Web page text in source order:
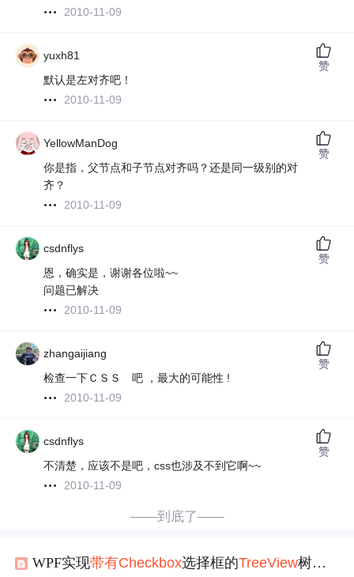
2010-11-09
yuxh81
默认是左对齐吧！
2010-11-09
赞
YellowManDog
你是指，父节点和子节点对齐吗？还是同一级别的对
齐？
2010-11-09
赞
csdnflys
恩，确实是，谢谢各位啦~~
问题已解决
2010-11-09
赞
zhangaijiang
检查一下ＣＳＳ 吧 ，最大的可能性 !
2010-11-09
赞
csdnflys
不清楚，应该不是吧，css也涉及不到它啊~~
2010-11-09
赞
——到底了——
WPF实现带有Checkbox选择框的TreeView树控件